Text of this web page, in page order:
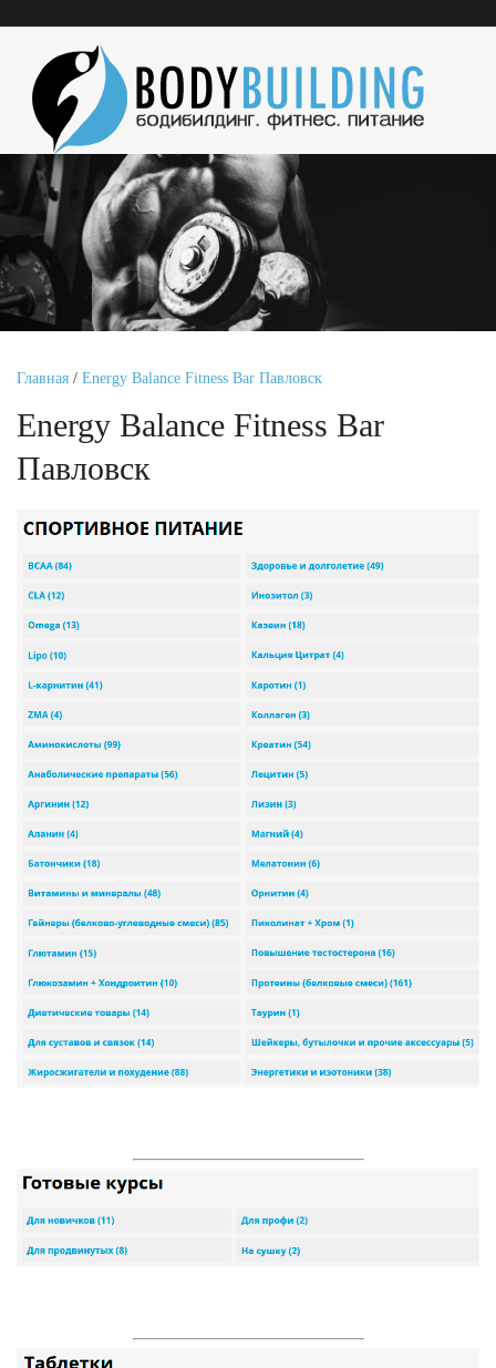
Главная / Energy Balance Fitness Bar Павловск
Energy Balance Fitness Bar
Павловск